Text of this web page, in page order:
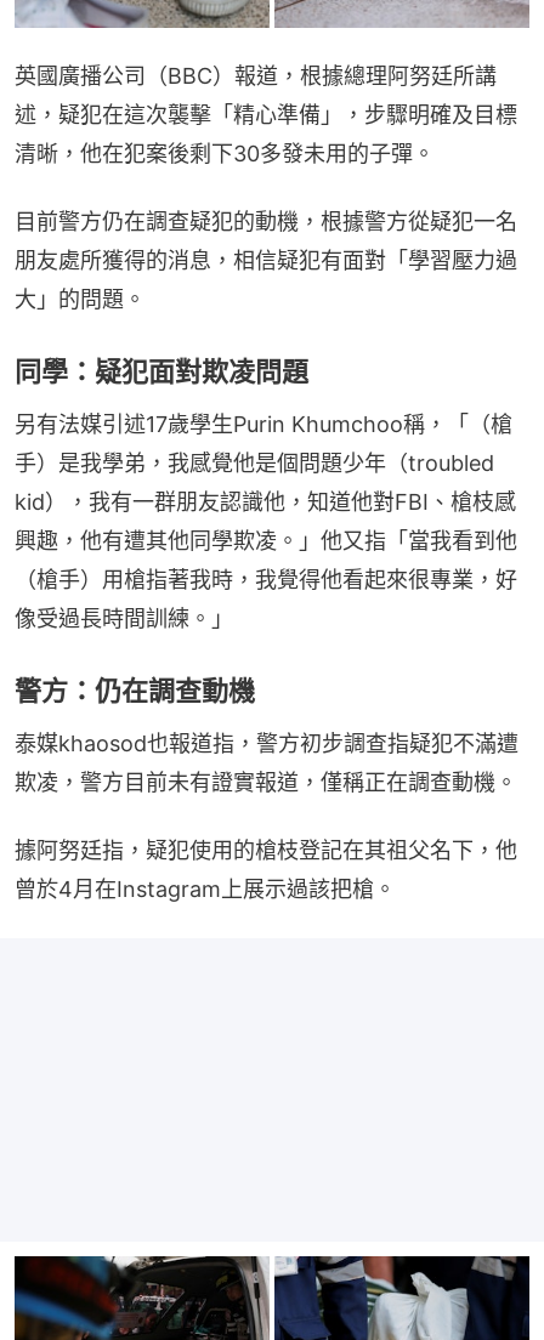
英國廣播公司（BBC）報道，根據總理阿努廷所講
述，疑犯在這次襲擊「精心準備」，步驟明確及目標
清晰，他在犯案後剩下30多發未用的子彈。
目前警方仍在調查疑犯的動機，根據警方從疑犯一名
朋友處所獲得的消息，相信疑犯有面對「學習壓力過
大」的問題。
同學：疑犯面對欺凌問題
另有法媒引述17歲學生Purin Khumchoo稱，「（槍
手）是我學弟，我感覺他是個問題少年（troubled
kid），我有一群朋友認識他，知道他對FBI、槍枝感
興趣，他有遭其他同學欺凌。」他又指「當我看到他
（槍手）用槍指著我時，我覺得他看起來很專業，好
像受過長時間訓練。」
警方：仍在調查動機
泰媒khaosod也報道指，警方初步調查指疑犯不滿遭
欺凌，警方目前未有證實報道，僅稱正在調查動機。
據阿努廷指，疑犯使用的槍枝登記在其祖父名下，他
曾於4月在Instagram上展示過該把槍。